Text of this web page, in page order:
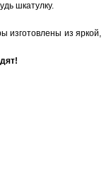
шкатулку.
изготовлены из